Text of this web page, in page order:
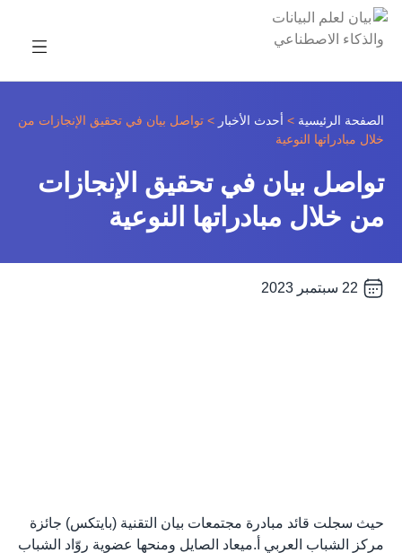
الصفحة الرئيسية > أحدث الأخبار​ > تواصل بيان في تحقيق الإنجازات من
خلال مبادراتها النوعية
تواصل بيان في تحقيق الإنجازات
من خلال مبادراتها النوعية
22 سبتمبر 2023
حيث سجلت قائد مبادرة مجتمعات بيان التقنية (بايتكس) جائزة
مركز الشباب العربي أ.ميعاد الصايل ومنحها عضوية روّاد الشباب